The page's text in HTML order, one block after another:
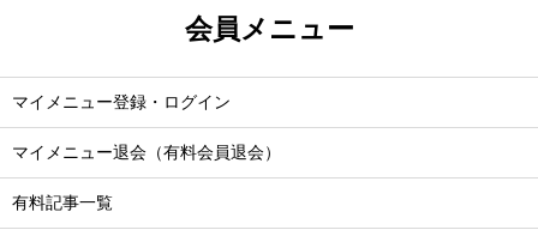
会員メニュー
マイメニュー登録・ログイン
マイメニュー退会（有料会員退会）
有料記事一覧